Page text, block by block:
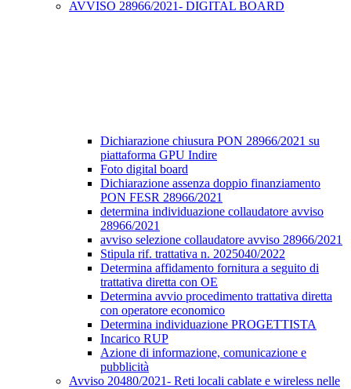
AVVISO 28966/2021- DIGITAL BOARD
Dichiarazione chiusura PON 28966/2021 su
piattaforma GPU Indire
Foto digital board
Dichiarazione assenza doppio finanziamento
PON FESR 28966/2021
determina individuazione collaudatore avviso
28966/2021
avviso selezione collaudatore avviso 28966/2021
Stipula rif. trattativa n. 2025040/2022
Determina affidamento fornitura a seguito di
trattativa diretta con OE
Determina avvio procedimento trattativa diretta
con operatore economico
Determina individuazione PROGETTISTA
Incarico RUP
Azione di informazione, comunicazione e
pubblicità
Avviso 20480/2021- Reti locali cablate e wireless nelle